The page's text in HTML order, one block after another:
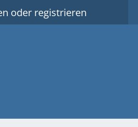
oder registrieren